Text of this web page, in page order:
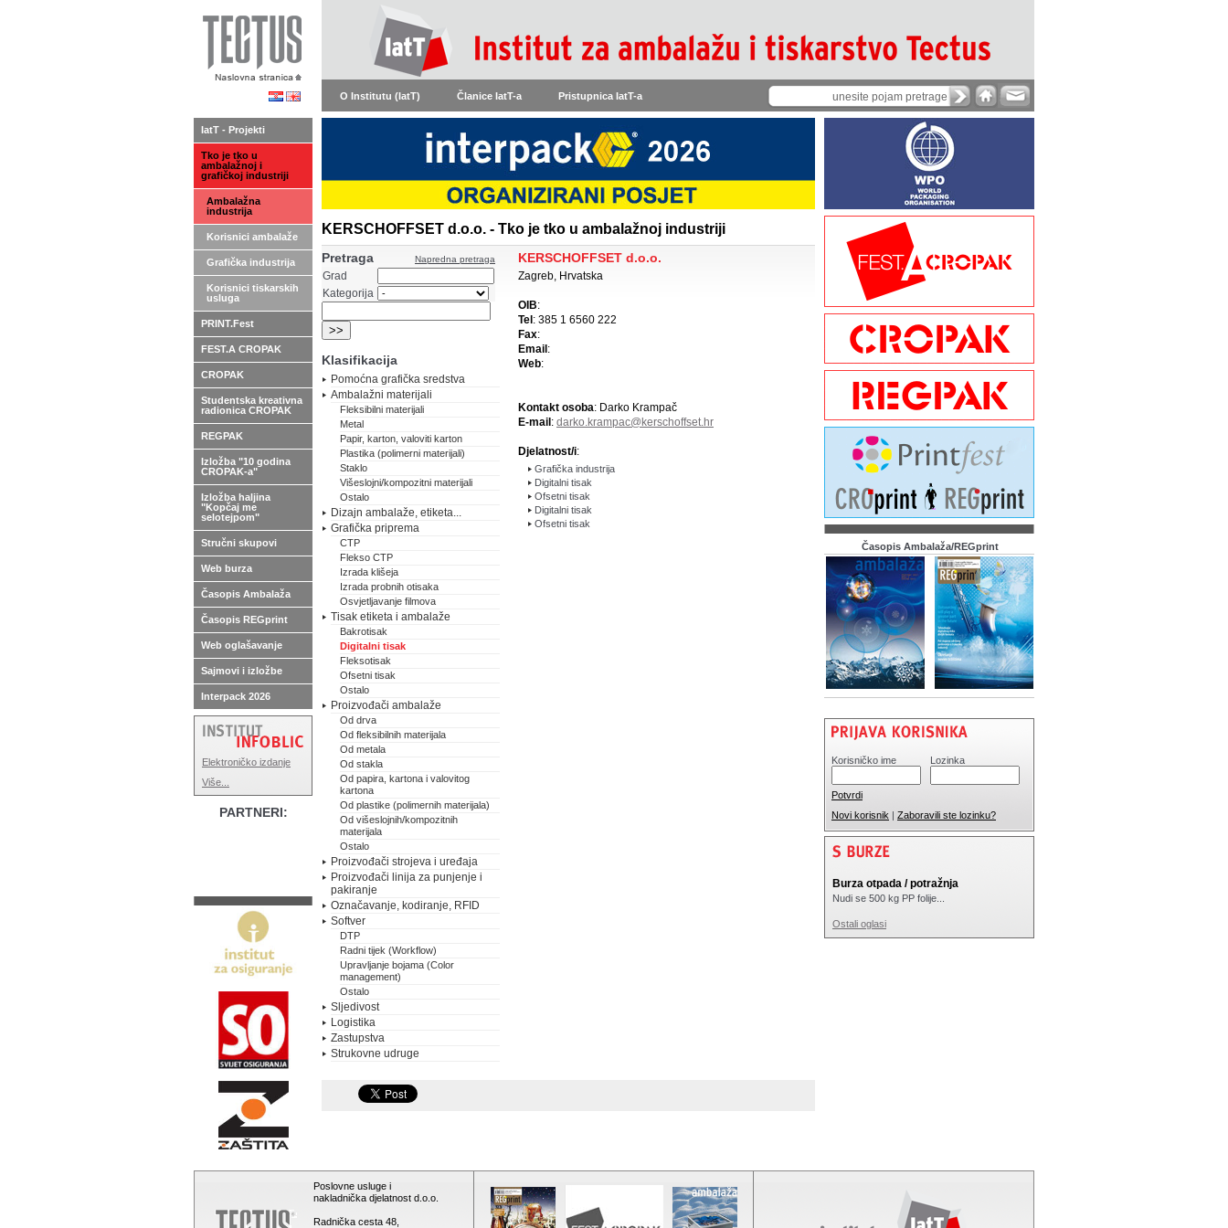
O Institutu (IatT) Članice IatT-a Pristupnica IatT-a
KERSCHOFFSET d.o.o. - Tko je tko u ambalažnoj industriji
Napredna pretraga
Pretraga
Grad
Kategorija
Klasifikacija
Pomoćna grafička sredstva
Ambalažni materijali
Fleksibilni materijali
Metal
Papir, karton, valoviti karton
Plastika (polimerni materijali)
Staklo
Višeslojni/kompozitni materijali
Ostalo
Dizajn ambalaže, etiketa...
Grafička priprema
CTP
Flekso CTP
Izrada klišeja
Izrada probnih otisaka
Osvjetljavanje filmova
Tisak etiketa i ambalaže
Bakrotisak
Digitalni tisak
Fleksotisak
Ofsetni tisak
Ostalo
Proizvođači ambalaže
Od drva
Od fleksibilnih materijala
Od metala
Od stakla
Od papira, kartona i valovitog
kartona
Od plastike (polimernih materijala)
Od višeslojnih/kompozitnih
materijala
Ostalo
Proizvođači strojeva i uređaja
Proizvođači linija za punjenje i
pakiranje
Označavanje, kodiranje, RFID
Softver
DTP
Radni tijek (Workflow)
Upravljanje bojama (Color
management)
Ostalo
Sljedivost
Logistika
Zastupstva
Strukovne udruge
KERSCHOFFSET d.o.o.
Zagreb, Hrvatska
OIB:
Tel : 385 1 6560 222
Fax:
Email :
Web:
Kontakt osoba: Darko Krampač
E-mail : darko.krampac@kerschoffset.hr
Djelatnost/i:
Grafička industrija
Digitalni tisak
Ofsetni tisak
Digitalni tisak
Ofsetni tisak
IatT - Projekti
Tko je tko u
ambalažnoj i
grafičkoj industriji
Ambalažna
industrija
Korisnici ambalaže
Grafička industrija
Korisnici tiskarskih
usluga
PRINT.Fest
FEST.A CROPAK
CROPAK
Studentska kreativna
radionica CROPAK
REGPAK
Izložba "10 godina
CROPAK-a"
Izložba haljina
"Kopčaj me
selotejpom"
Stručni skupovi
Web burza
Časopis Ambalaža
Časopis REGprint
Web oglašavanje
Sajmovi i izložbe
Interpack 2026
Elektroničko izdanje
Više...
PARTNERI:
Časopis Ambalaža/REGprint
Korisničko ime Lozinka
Potvrdi
Novi korisnik | Zaboravili ste lozinku?
Burza otpada / potražnja
Nudi se 500 kg PP folije...
Ostali oglasi
Poslovne usluge i
nakladnička djelatnost d.o.o.
Radnička cesta 48,